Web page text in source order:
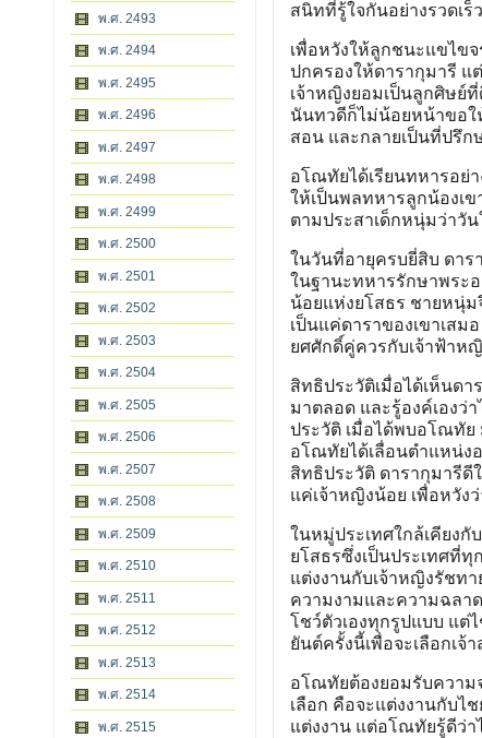
พ.ศ. 2493
พ.ศ. 2494
พ.ศ. 2495
พ.ศ. 2496
พ.ศ. 2497
พ.ศ. 2498
พ.ศ. 2499
พ.ศ. 2500
พ.ศ. 2501
พ.ศ. 2502
พ.ศ. 2503
พ.ศ. 2504
พ.ศ. 2505
พ.ศ. 2506
พ.ศ. 2507
พ.ศ. 2508
พ.ศ. 2509
พ.ศ. 2510
พ.ศ. 2511
พ.ศ. 2512
พ.ศ. 2513
พ.ศ. 2514
พ.ศ. 2515
สนิทที่รู้ใจกันอย่างรวดเ
เพื่อหวังให้ลูกชนะแขไข
ปกครองให้ดารากุมารี แ
เจ้าหญิงยอมเป็นลูกศิษย์
นันทวดีก็ไม่น้อยหน้าขอใ
สอน และกลายเป็นที่ปรึ
อโณทัยได้เรียนทหารอย่
ให้เป็นพลทหารลูกน้องเ
ตามประสาเด็กหนุ่มว่าวัน
ในวันที่อายุครบยี่สิบ ดา
ในฐานะทหารรักษาพระ
น้อยแห่งยโสธร ชายหนุ่ม
เป็นแค่ดาราของเขาเส
ยศศักดิ์คู่ควรกับเจ้าฟ้าห
สิทธิประวัติเมื่อได้เห็นด
มาตลอด และรู้องค์เองว่
ประวัติ เมื่อได้พบอโณทัย
อโณทัยได้เลื่อนตำแหน่ง
สิทธิประวัติ ดารากุมารีดี
แค่เจ้าหญิงน้อย เพื่อหวัง
ในหมู่ประเทศใกล้เคียง
ยโสธรซึ่งเป็นประเทศที่ทุ
แต่งงานกับเจ้าหญิงรัชท
ความงามและความฉลา
โชว์ตัวเองทุกรูปแบบ แ
ยันต์ครั้งนี้เพื่อจะเลือกเจ้
อโณทัยต้องยอมรับความ
เลือก คือจะแต่งงานกับไ
แต่งงาน แต่อโณทัยรู้ดีว่า